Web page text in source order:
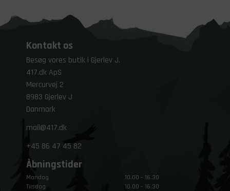
Kontakt os
Besøg vores butik i Gjerlev J.
417.dk ApS
Mercurvej 2
8983 Gjerlev J
Danmark
mail@417.dk
+45 86 47 45 82
Åbningstider
Mandag
10.00 – 16.30
Tirsdag
10.00 – 16.30